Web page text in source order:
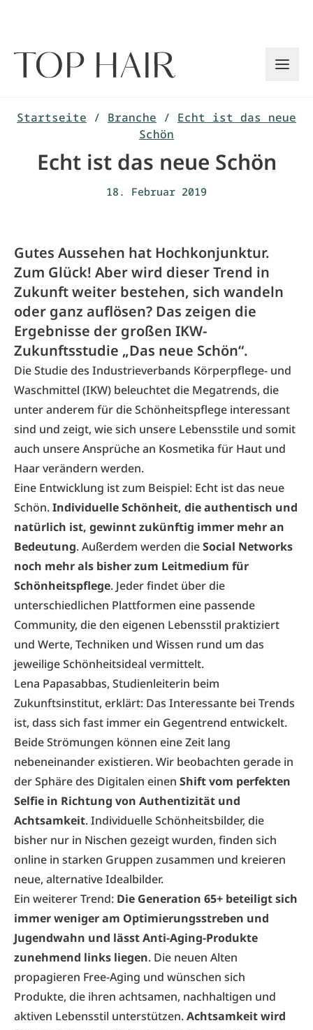
Startseite / Branche / Echt ist das neue
Schön
Echt ist das neue Schön
18. Februar 2019
Gutes Aussehen hat Hochkonjunktur.
Zum Glück! Aber wird dieser Trend in
Zukunft weiter bestehen, sich wandeln
oder ganz auflösen? Das zeigen die
Ergebnisse der großen IKW-
Zukunftsstudie „Das neue Schön“.
Die Studie des Industrieverbands Körperpflege- und
Waschmittel (IKW) beleuchtet die Megatrends, die
unter anderem für die Schönheitspflege interessant
sind und zeigt, wie sich unsere Lebensstile und somit
auch unsere Ansprüche an Kosmetika für Haut und
Haar verändern werden.
Eine Entwicklung ist zum Beispiel: Echt ist das neue
Schön.Individuelle Schönheit, die authentisch und
natürlich ist, gewinnt zukünftig immer mehr an
Bedeutung. Außerdem werden dieSocial Networks
noch mehr als bisher zum Leitmedium für
Schönheitspflege. Jeder findet über die
unterschiedlichen Plattformen eine passende
Community, die den eigenen Lebensstil praktiziert
und Werte, Techniken und Wissen rund um das
jeweilige Schönheitsideal vermittelt.
Lena Papasabbas, Studienleiterin beim
Zukunftsinstitut, erklärt: Das Interessante bei Trends
ist, dass sich fast immer ein Gegentrend entwickelt.
Beide Strömungen können eine Zeit lang
nebeneinander existieren. Wir beobachten gerade in
der Sphäre des Digitalen einen Shift vom perfekten
Selfie in Richtung von Authentizität und
Achtsamkeit. Individuelle Schönheitsbilder, die
bisher nur in Nischen gezeigt wurden, finden sich
online in starken Gruppen zusammen und kreieren
neue, alternative Idealbilder.
Ein weiterer Trend: Die Generation 65+ beteiligt sich
immer weniger am Optimierungsstreben und
Jugendwahn und lässt Anti-Aging-Produkte
zunehmend links liegen. Die neuen Alten
propagieren Free-Aging und wünschen sich
Produkte, die ihren achtsamen, nachhaltigen und
aktiven Lebensstil unterstützen.Achtsamkeit wird